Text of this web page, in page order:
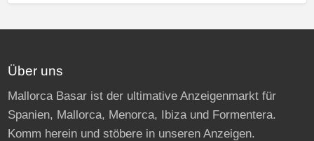
Über uns
Mallorca Basar ist der ultimative Anzeigenmarkt für
Spanien, Mallorca, Menorca, Ibiza und Formentera.
Komm herein und stöbere in unseren Anzeigen.